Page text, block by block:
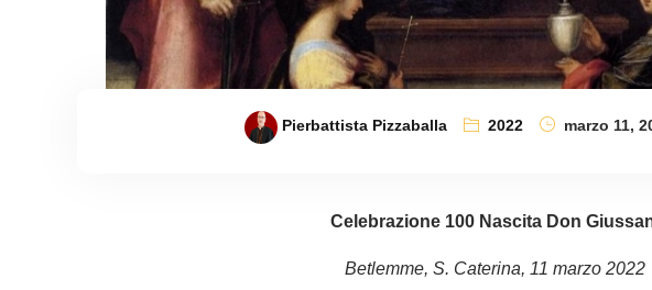
Pierbattista Pizzaballa 2022 marzo 11,
Celebrazione 100 Nascita Don
Betlemme, S. Caterina, 11 marzo 2022